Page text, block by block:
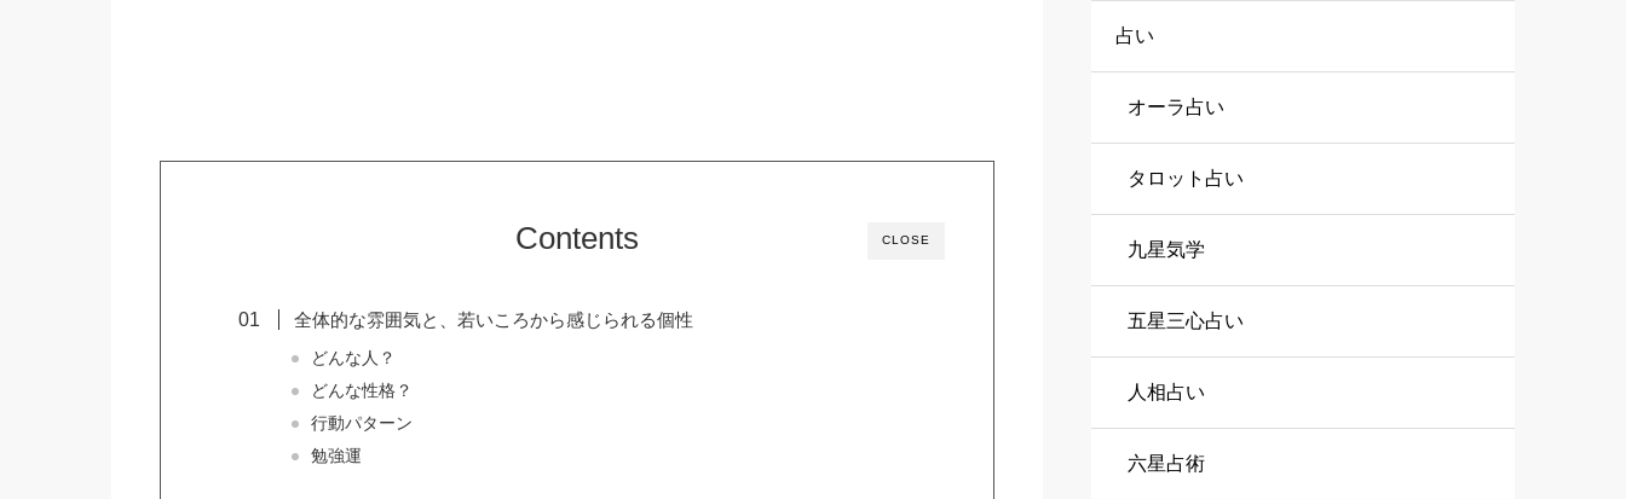
CLOSE
Contents
全体的な雰囲気と、若いころから感じられる個性
どんな人？
どんな性格？
行動パターン
勉強運
占い
オーラ占い
タロット占い
九星気学
五星三心占い
人相占い
六星占術